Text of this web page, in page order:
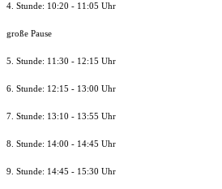
4. Stunde: 10:20 - 11:05 Uhr
große Pause
5. Stunde: 11:30 - 12:15 Uhr
6. Stunde: 12:15 - 13:00 Uhr
7. Stunde: 13:10 - 13:55 Uhr
8. Stunde: 14:00 - 14:45 Uhr
9. Stunde: 14:45 - 15:30 Uhr